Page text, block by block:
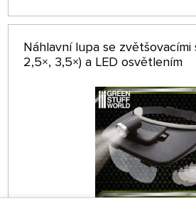
Náhlavní lupa se zvětšovacími
2,5×, 3,5×) a LED osvětlením